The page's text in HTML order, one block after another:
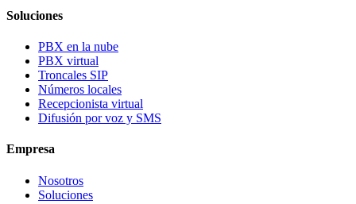
Soluciones
PBX en la nube
PBX virtual
Troncales SIP
Números locales
Recepcionista virtual
Difusión por voz y SMS
Empresa
Nosotros
Soluciones